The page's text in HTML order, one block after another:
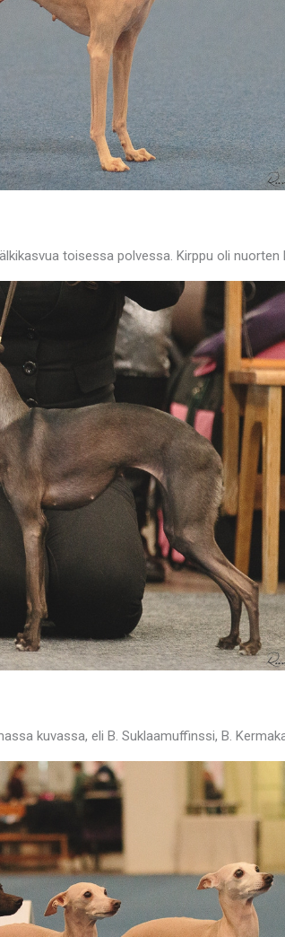
toisessa polvessa. Kirppu oli nuorten
kuvassa, eli B. Suklaamuffinssi, B.